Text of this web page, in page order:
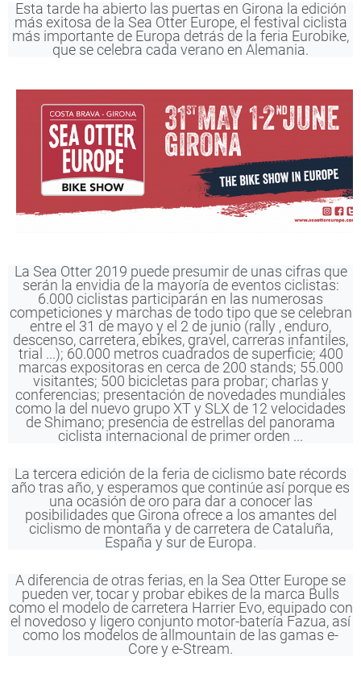
Esta tarde ha abierto las puertas en Girona la edición
más exitosa de la Sea Otter Europe, el festival ciclista
más importante de Europa detrás de la feria Eurobike,
que se celebra cada verano en Alemania.
La Sea Otter 2019 puede presumir de unas cifras que
serán la envidia de la mayoría de eventos ciclistas:
6.000 ciclistas participarán en las numerosas
competiciones y marchas de todo tipo que se celebran
entre el 31 de mayo y el 2 de junio (rally , enduro,
descenso, carretera, ebikes, gravel, carreras infantiles,
trial ...); 60.000 metros cuadrados de superficie; 400
marcas expositoras en cerca de 200 stands; 55.000
visitantes; 500 bicicletas para probar; charlas y
conferencias; presentación de novedades mundiales
como la del nuevo grupo XT y SLX de 12 velocidades
de Shimano; presencia de estrellas del panorama
ciclista internacional de primer orden ...
La tercera edición de la feria de ciclismo bate récords
año tras año, y esperamos que continúe así porque es
una ocasión de oro para dar a conocer las
posibilidades que Girona ofrece a los amantes del
ciclismo de montaña y de carretera de Cataluña,
España y sur de Europa.
A diferencia de otras ferias, en la Sea Otter Europe se
pueden ver, tocar y probar ebikes de la marca Bulls
como el modelo de carretera Harrier Evo, equipado con
el novedoso y ligero conjunto motor-batería Fazua, así
como los modelos de allmountain de las gamas e-
Core y e-Stream.